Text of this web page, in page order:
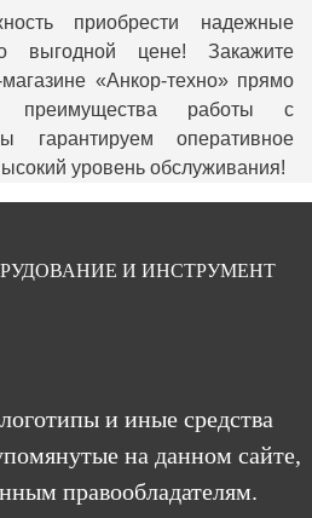
приобрести надежные
выгодной цене! Закажите
«Анкор-техно» прямо
преимущества работы с
гарантируем оперативное
уровень обслуживания!
И ИНСТРУМЕНТ
и иные средства
на данном сайте,
правообладателям.